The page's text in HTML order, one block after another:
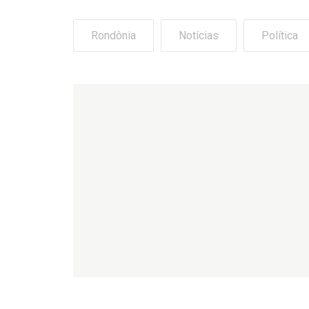
Rondônia Notícias Política